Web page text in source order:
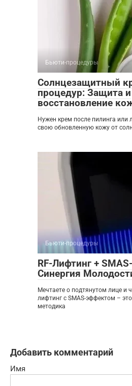
Бьюти-процедуры
Солнцезащитный
процедур: Защита и
восстановление
Нужен крем после пилинга или
свою обновленную кожу от
Бьюти-процедуры
RF-Лифтинг +
Синергия
Мечтаете о подтянутом лице и
лифтинг с SMAS-эффектом –
методика
Добавить комментарий
Имя